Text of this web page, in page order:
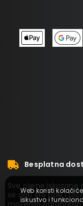
Besplatna
Sve cijene iskazane
se dati što bolji i
možemo garantirati
Web koristi
iskustvo i